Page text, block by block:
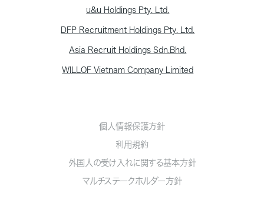
u&u Holdings Pty. Ltd.
DFP Recruitment Holdings Pty. Ltd.
Asia Recruit Holdings Sdn.Bhd.
WILLOF Vietnam Company Limited
個人情報保護方針
利用規約
外国人の受け入れに関する基本方針
マルチステークホルダー方針